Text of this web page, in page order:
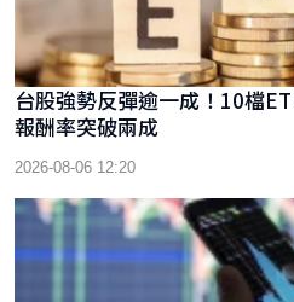
台股強勢反彈逾一成！10檔
報酬率突破兩成
2026-08-06 12:20